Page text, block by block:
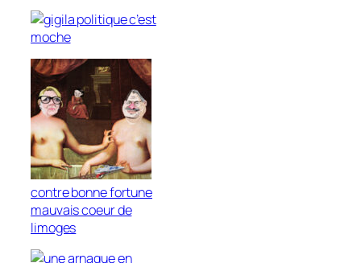
la politique c’est
moche
contre bonne fortune
mauvais coeur de
limoges